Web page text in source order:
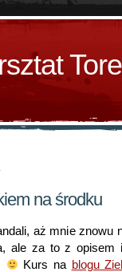
na środku
aż mnie znowu
ale za to z opisem
Kurs na blogu